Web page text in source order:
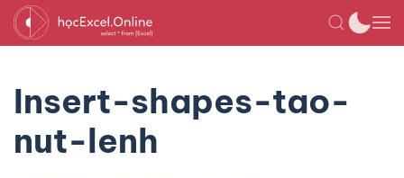
Insert-shapes-tao-
nut-lenh